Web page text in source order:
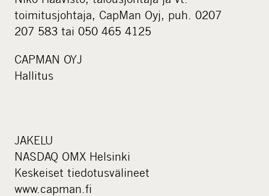
toimitusjohtaja, CapMan Oyj, puh. 0207
207 583 tai 050 465 4125
CAPMAN OYJ
Hallitus
JAKELU
NASDAQ OMX Helsinki
Keskeiset tiedotusvälineet
www.capman.fi